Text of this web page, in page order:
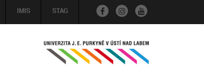
IMIS STAG